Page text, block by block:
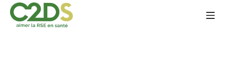
Aller
contenu